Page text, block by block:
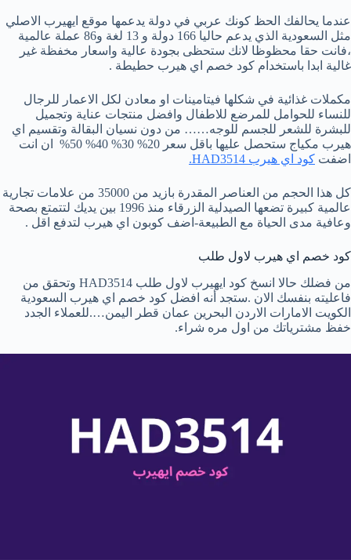
عندما يحالفك الحظ كونك عربي في دولة يدعمها موقع ايهيرب الاصلي
مثل السعودية الذي يدعم حاليا 166 دولة و 13 لغة و86 عملة عالمية
،فانت حقا محظوظا لانك ستحظى بجودة عالية واسعار مخفظة غير
غالية ابدا باستخدام كود خصم اي هيرب حطيطة .
مكملات غذائية في شكلها فيتامينات او معادن لكل الاعمار للرجال
للنساء للحوامل للمرضع للاطفال وافضل منتجات عناية وتجميل
للبشرة للشعر للجسم للوجه…… من دون نسيان البقالة وتقسيم اي
هيرب مكياج ستحصل عليها باقل سعر 20% 30% 40% 50% ان انت
اضفت كود اي هيرب HAD3514.
كل هذا الحجم من العناصر المقدرة بازيد من 35000 من علامات تجارية
عالمية كبيرة تضعها الصيدلية الزرقاء منذ 1996 بين يديك لتتمتع بصحة
وعافية مدى الحياة مع الطبيعة-اضف كوبون اي هيرب لتدفع اقل .
كود خصم اي هيرب لاول طلب
من فضلك حالا انسخ كود ايهيرب لاول طلب HAD3514 وتحقق من
فاعليته بنفسك الان .ستجد أنه افضل كود خصم اي هيرب السعودية
الكويت الامارات الاردن البحرين عمان قطر اليمن….للعملاء الجدد
خفظ مشترياتك من اول مره شراء.